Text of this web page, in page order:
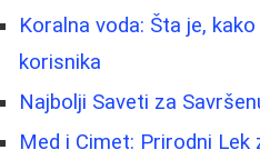
Koralna voda: Šta je,
korisnika
Najbolji Saveti za
Med i Cimet: Prirodni